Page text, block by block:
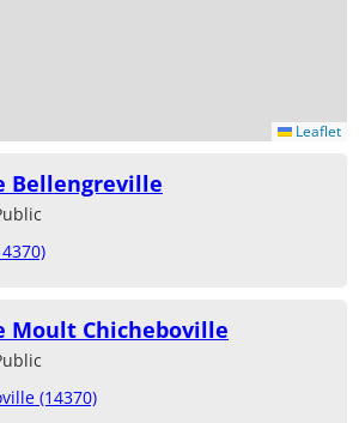
Leaflet
Bellengreville
Moult Chicheboville
(14370)